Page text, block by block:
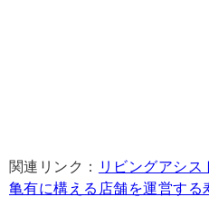
関連リンク：
リビングアシス
亀有に構える店舗を運営す